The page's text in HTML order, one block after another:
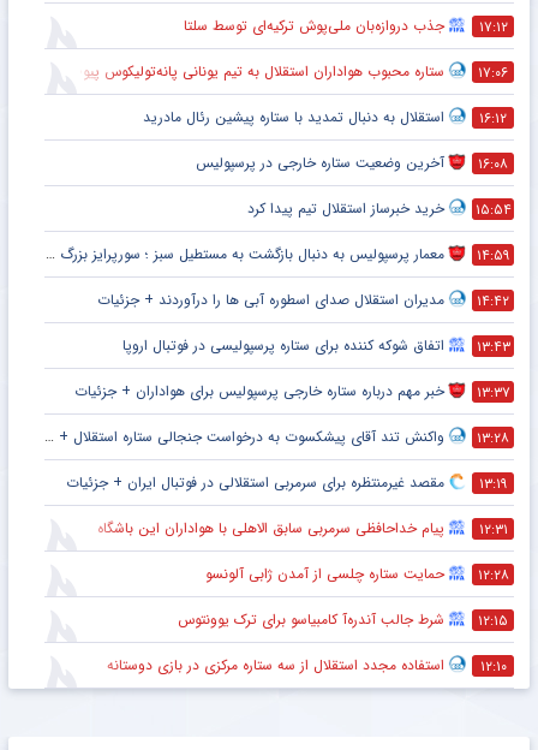
۱۷:۱۲ جذب دروازه‌بان ملی‌پوش ترکیه‌ای توسط سلتا
۱۷:۰۶ ستاره محبوب هواداران استقلال به تیم یونانی پانه‌تولیکوس پیوست
۱۶:۱۲ استقلال به دنبال تمدید با ستاره پیشین رئال مادرید
۱۶:۰۸ آخرین وضعیت ستاره خارجی در پرسپولیس
۱۵:۵۴ خرید خبرساز استقلال تیم پیدا کرد
۱۴:۵۹ معمار پرسپولیس به دنبال بازگشت به مستطیل سبز ؛ سورپرایز بزرگ در راه است ؟ + جزئیات
۱۴:۴۲ مدیران استقلال صدای اسطوره آبی ها را درآوردند + جزئیات
۱۳:۴۳ اتفاق شوکه کننده برای ستاره پرسپولیسی در فوتبال اروپا
۱۳:۳۷ خبر مهم درباره ستاره خارجی پرسپولیس برای هواداران + جزئیات
۱۳:۲۸ واکنش تند آقای پیشکسوت به درخواست جنجالی ستاره استقلال + جزئیات
۱۳:۱۹ مقصد غیرمنتظره برای سرمربی استقلالی در فوتبال ایران + جزئیات
۱۲:۳۱ پیام خداحافظی سرمربی سابق الاهلی با هواداران این باشگاه
۱۲:۲۸ حمایت ستاره چلسی از آمدن ژابی آلونسو
۱۲:۱۵ شرط جالب آندره‌آ کامبیاسو برای ترک یوونتوس
۱۲:۱۰ استفاده مجدد استقلال از سه ستاره مرکزی در بازی دوستانه